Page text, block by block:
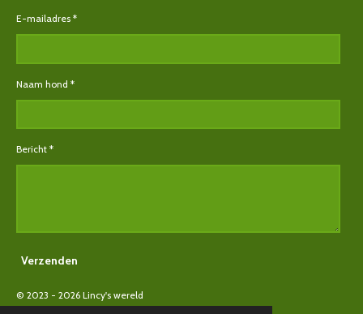
E-mailadres *
Naam hond *
Bericht *
Verzenden
© 2023 - 2026 Lincy's wereld